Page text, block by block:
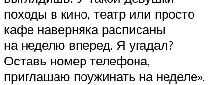
походы в кино, театр или просто
кафе наверняка расписаны
на неделю вперед. Я угадал?
Оставь номер телефона,
приглашаю поужинать на неделе».